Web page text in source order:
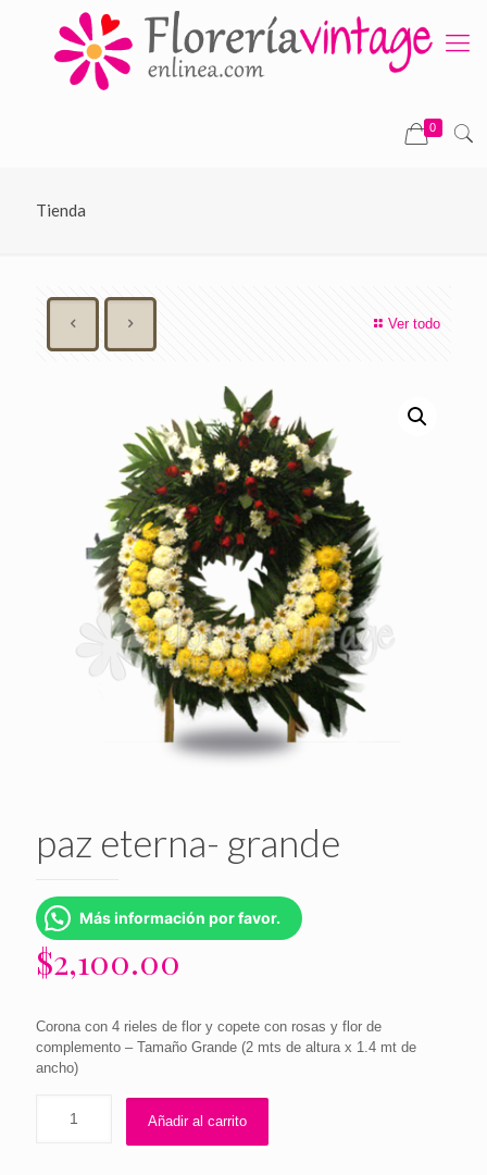
0
Tienda
Ver todo
paz eterna- grande
Más información por favor.
$2,100.00
Corona con 4 rieles de flor y copete con rosas y flor de
complemento – Tamaño Grande (2 mts de altura x 1.4 mt de
ancho)
Añadir al carrito